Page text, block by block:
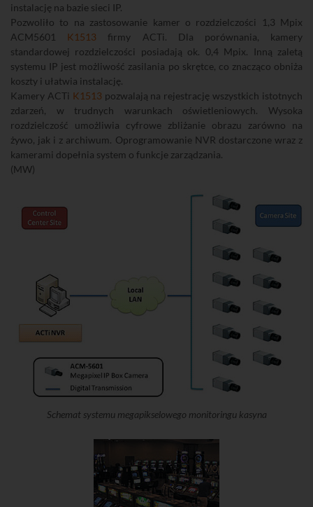
instalację na bazie sieci IP.
Pozwoliło to na zastosowanie kamer o rozdzielczości 1,3 Mpix
ACM5601 K1513 firmy ACTi. Dla porównania, kamery
standardowej rozdzielczości posiadają ok. 0,4 Mpix. Inną zaletą
systemu IP jest możliwość zasilania po skrętce, co znacząco obniża
koszty i ułatwia instalację.
Kamery ACTi K1513 pozwalają na rejestrację wszystkich istotnych
zdarzeń, w trudnych warunkach oświetleniowych. Wysoka
rozdzielczość umożliwia cyfrowe zbliżanie obrazu zarówno na
żywo, jak i z archiwum. Oprogramowanie NVR dostarczone wraz z
kamerami dopełnia system o funkcje zarządzania.
(MW)
Schemat systemu megapikselowego monitoringu kasyna